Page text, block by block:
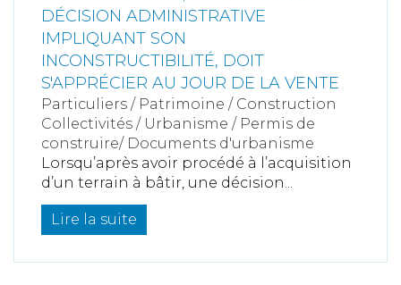
DÉCISION ADMINISTRATIVE
IMPLIQUANT SON
INCONSTRUCTIBILITÉ, DOIT
S'APPRÉCIER AU JOUR DE LA VENTE
Particuliers / Patrimoine / Construction
Collectivités / Urbanisme / Permis de
construire/ Documents d'urbanisme
Lorsqu’après avoir procédé à l’acquisition
d’un terrain à bâtir, une décision...
Lire la suite